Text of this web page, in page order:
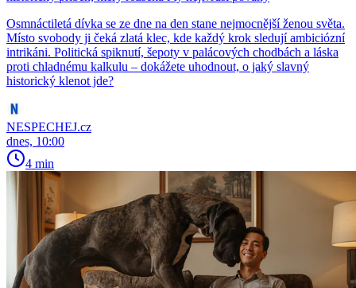
Osmnáctiletá dívka se ze dne na den stane nejmocnější ženou světa.
Místo svobody ji čeká zlatá klec, kde každý krok sledují ambiciózní
intrikáni. Politická spiknutí, šepoty v palácových chodbách a láska
proti chladnému kalkulu – dokážete uhodnout, o jaký slavný
historický klenot jde?
NESPECHEJ.cz
dnes, 10:00
4 min